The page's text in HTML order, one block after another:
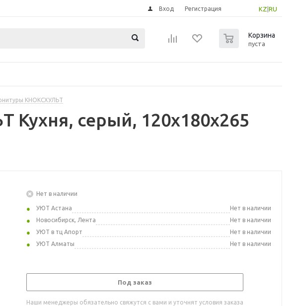
KZ RU
Вход Регистрация
Корзина
пуста
КНОКСХУЛЬТ
Кухня, серый, 120x180x265
Нет в наличии
УЮТ Астана
Нет в наличии
Новосибирск, Лента
Нет в наличии
УЮТ в тц Апорт
Нет в наличии
УЮТ Алматы
Нет в наличии
Под заказ
Наши менеджеры обязательно свяжутся с вами и уточнят условия заказа